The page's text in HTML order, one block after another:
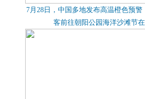
7月28日，中国多地发布高温橙色预警
客前往朝阳公园海洋沙滩节